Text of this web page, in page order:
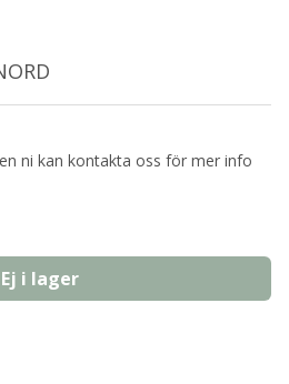
ni kan kontakta oss för mer info
Ej i lager